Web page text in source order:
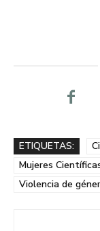
ETIQUETAS:
Mujeres
Violencia de